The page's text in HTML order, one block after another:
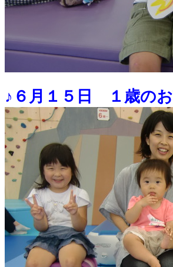
♪６月１５日 １歳のお